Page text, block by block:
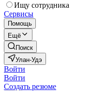
Ищу сотрудника
Сервисы
Помощь
Ещё
Поиск
Улан-Удэ
Войти
Войти
Создать резюме